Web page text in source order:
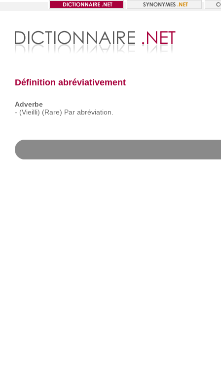
Définition abréviativement
Adverbe
- (Vieilli) (Rare) Par abréviation.